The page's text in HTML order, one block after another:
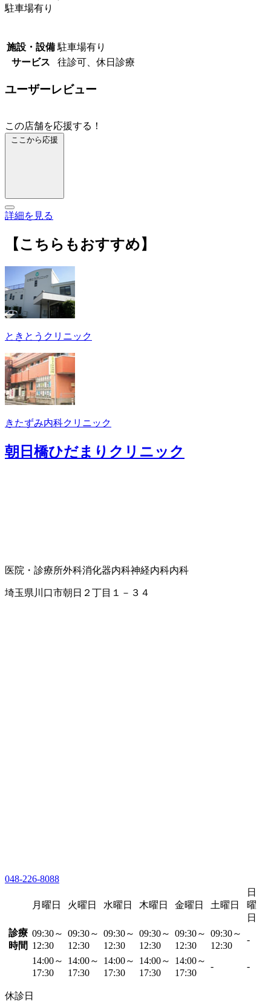
駐車場有り
施設・設備 駐車場有り
サービス
往診可、休日診療
ユーザーレビュー
この店舗を応援する！
ここから応援
詳細を見る
【こちらもおすすめ】
ときとうクリニック
きたずみ内科クリニック
朝日橋ひだまりクリニック
医院・診療所外科消化器内科神経内科内科
埼玉県川口市朝日２丁目１－３４
048-226-8088
月曜日 火曜日 水曜日 木曜日 金曜日 土曜日
日
曜
日
診療
時間
09:30～
12:30
09:30～
12:30
09:30～
12:30
09:30～
12:30
09:30～
12:30
09:30～
12:30
-
14:00～
17:30
14:00～
17:30
14:00～
17:30
14:00～
17:30
14:00～
17:30
- -
休診日